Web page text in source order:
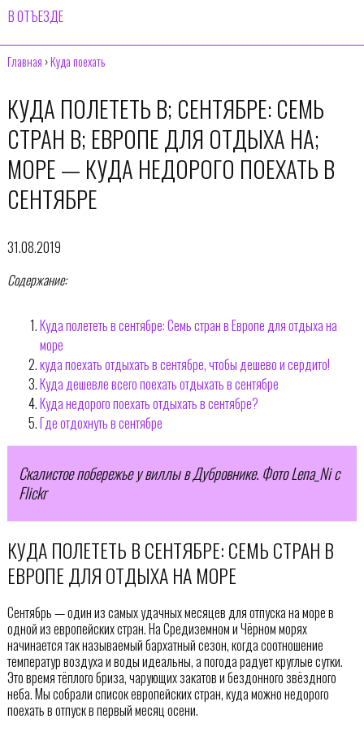
В ОТЪЕЗДЕ
Главная ›Куда поехать
КУДА ПОЛЕТЕТЬ В; СЕНТЯБРЕ: СЕМЬ
СТРАН В; ЕВРОПЕ ДЛЯ ОТДЫХА НА;
МОРЕ — КУДА НЕДОРОГО ПОЕХАТЬ В
СЕНТЯБРЕ
31.08.2019
Содержание:
Куда полететь в сентябре: Семь стран в Европе для отдыха на
море
куда поехать отдыхать в сентябре, чтобы дешево и сердито!
Куда дешевле всего поехать отдыхать в сентябре
Куда недорого поехать отдыхать в сентябре?
Где отдохнуть в сентябре
Скалистое побережье у виллы в Дубровнике. Фото Lena_Ni с
Flickr
КУДА ПОЛЕТЕТЬ В СЕНТЯБРЕ: СЕМЬ СТРАН В
ЕВРОПЕ ДЛЯ ОТДЫХА НА МОРЕ
Сентябрь — один из самых удачных месяцев для отпуска на море в
одной из европейских стран. На Средиземном и Чёрном морях
начинается так называемый бархатный сезон, когда соотношение
температур воздуха и воды идеальны, а погода радует круглые сутки.
Это время тёплого бриза, чарующих закатов и бездонного звёздного
неба. Мы собрали список европейских стран, куда можно недорого
поехать в отпуск в первый месяц осени.